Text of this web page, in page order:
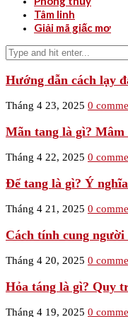
Tâm linh
Giải mã giấc mơ
Hướng dẫn cách lạy
Tháng 4 23, 2025 0
Mãn tang là gì?
Tháng 4 22, 2025 0
Để tang là gì? Ý
Tháng 4 21, 2025 0
Cách tính cung người
Tháng 4 20, 2025 0
Hỏa táng là gì? Quy
Tháng 4 19, 2025 0